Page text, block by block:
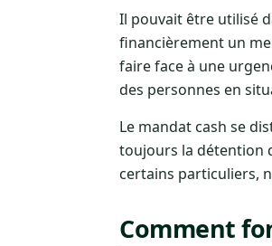
Il pouvait être utilisé
financièrement un
faire face à une
des personnes en
Le mandat cash se
toujours la détention
certains particuliers,
Comment